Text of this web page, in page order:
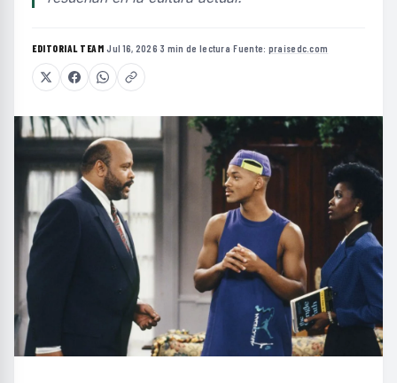
EDITORIAL TEAM·Jul 16, 2026·3 min de lectura·Fuente: praisedc.com